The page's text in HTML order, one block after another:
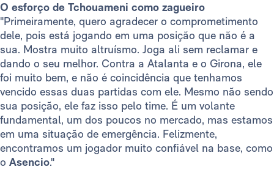
O esforço de Tchouameni como zagueiro
"Primeiramente, quero agradecer o comprometimento
dele, pois está jogando em uma posição que não é a
sua. Mostra muito altruísmo. Joga ali sem reclamar e
dando o seu melhor. Contra a Atalanta e o Girona, ele
foi muito bem, e não é coincidência que tenhamos
vencido essas duas partidas com ele. Mesmo não sendo
sua posição, ele faz isso pelo time. É um volante
fundamental, um dos poucos no mercado, mas estamos
em uma situação de emergência. Felizmente,
encontramos um jogador muito confiável na base, como
o Asencio."